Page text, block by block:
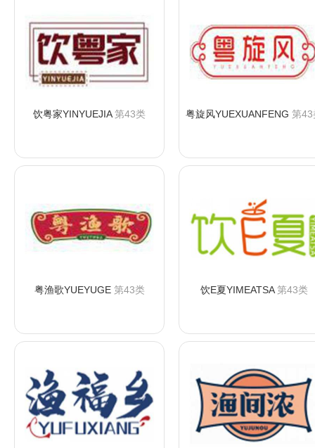
饮粤家YINYUEJIA第43类 粤旋风YUEXUANFENG 第43
粤渔歌YUEYUGE第43类 饮E夏YIMEATSA第43类